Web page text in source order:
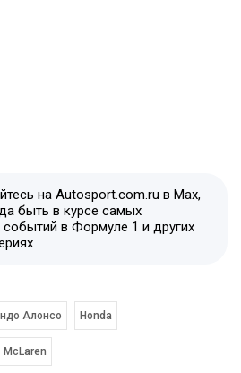
на Autosport.com.ru в Max,
быть в курсе самых
событий в Формуле 1 и других
Алонсо Honda
McLaren